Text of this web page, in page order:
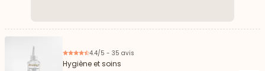
4.4/5 - 35 avis
Hygiène et soins